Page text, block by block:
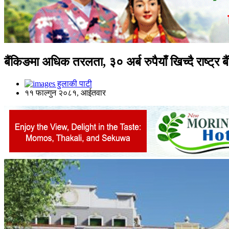
बैंकिङमा अधिक तरलता, ३० अर्ब रुपैयाँ खिच्दै राष्ट्र
हुलाकी पाटी
११ फाल्गुन २०८१, आईतवार